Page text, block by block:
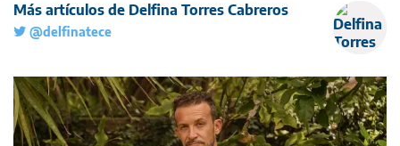
Más artículos de Delfina Torres Cabreros
@delfinatece